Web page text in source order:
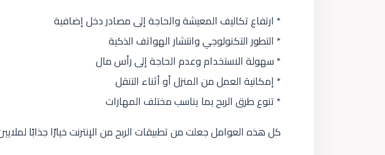
* ارتفاع تكاليف المعيشة والحاجة إلى مصادر دخل إضافية
* التطور التكنولوجي وانتشار الهواتف الذكية
* سهولة الاستخدام وعدم الحاجة إلى رأس مال
* إمكانية العمل من المنزل أو أثناء التنقل
* تنوع طرق الربح بما يناسب مختلف المهارات
كل هذه العوامل جعلت من تطبيقات الربح من الإنترنت خيارًا جذابًا